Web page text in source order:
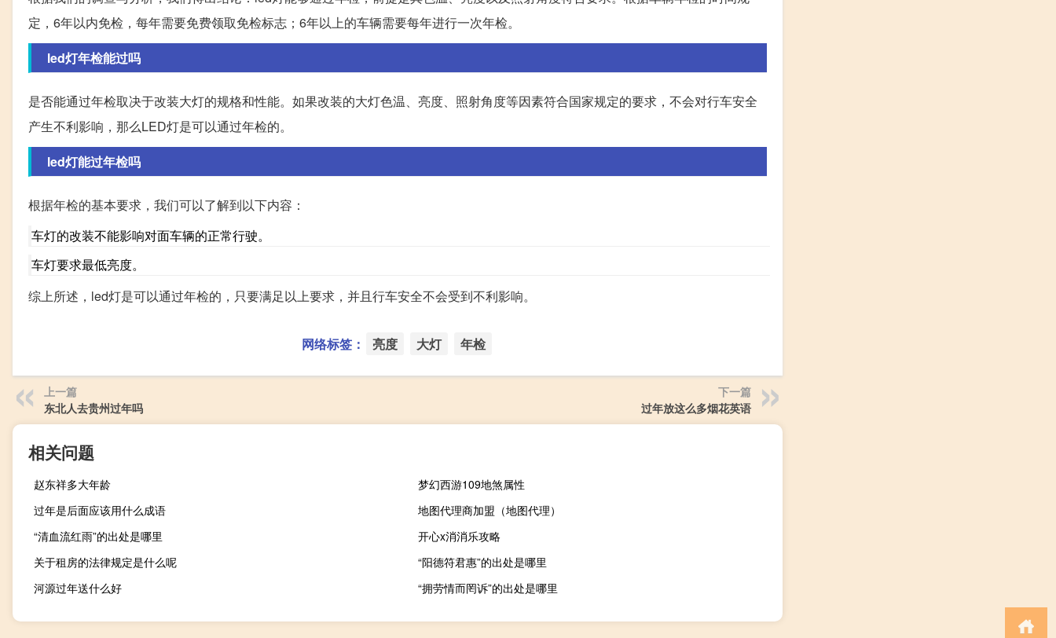
定，6年以内免检，每年需要免费领取免检标志；6年以上的车辆需要每年进行一次年检。
led灯年检能过吗
是否能通过年检取决于改装大灯的规格和性能。如果改装的大灯色温、亮度、照射角度等因素符合国家规定的要求，不会对行车安全
产生不利影响，那么LED灯是可以通过年检的。
led灯能过年检吗
根据年检的基本要求，我们可以了解到以下内容：
车灯的改装不能影响对面车辆的正常行驶。
车灯要求最低亮度。
综上所述，led灯是可以通过年检的，只要满足以上要求，并且行车安全不会受到不利影响。
网络标签： 亮度 大灯 年检
上一篇
东北人去贵州过年吗
下一篇
过年放这么多烟花英语
相关问题
赵东祥多大年龄
梦幻西游109地煞属性
过年是后面应该用什么成语
地图代理商加盟（地图代理）
“清血流红雨”的出处是哪里
开心x消消乐攻略
关于租房的法律规定是什么呢
“阳德符君惠”的出处是哪里
河源过年送什么好
“拥劳情而罔诉”的出处是哪里